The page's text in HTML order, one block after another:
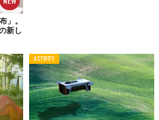
数が余っている様子。価格は850ユ
ポジットの100ユーロが必要とのこ
」。
新し
ACTIVITY